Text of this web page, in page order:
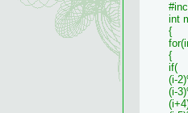
int
{
{
if(
(i-
(i-